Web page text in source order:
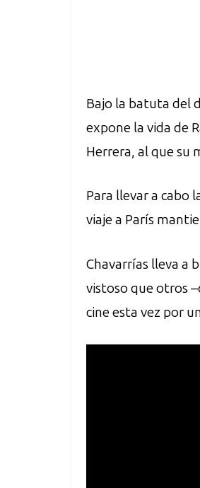
Bajo la batuta del
expone la vida de
Herrera, al que su
Para llevar a cabo
viaje a París
Chavarrías lleva a
vistoso que otros
cine esta vez por